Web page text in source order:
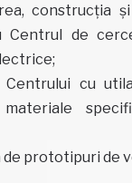
construcția
Centrul de
Centrului cu
de prototipuri de